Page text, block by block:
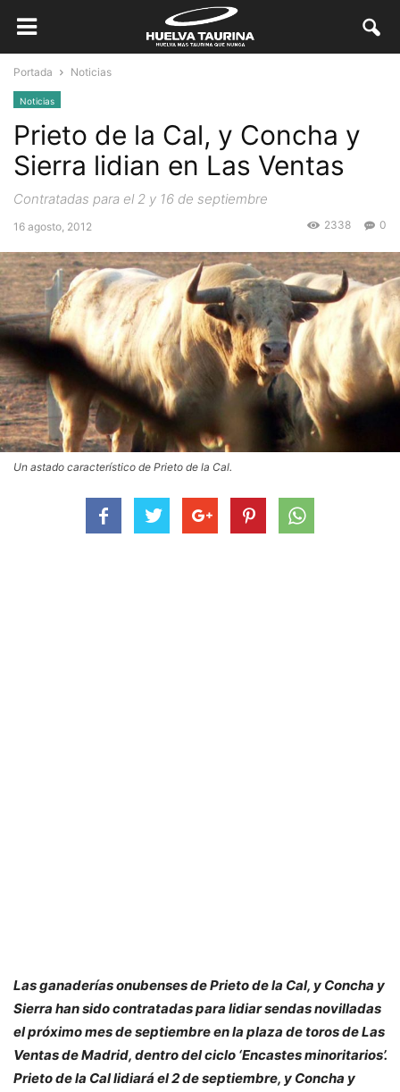
Portada Noticias
Noticias
Prieto de la Cal, y Concha y
Sierra lidian en Las Ventas
Contratadas para el 2 y 16 de septiembre
16 agosto, 2012 0
2338
Un astado característico de Prieto de la Cal.
Las ganaderías onubenses de Prieto de la Cal, y Concha y
Sierra han sido contratadas para lidiar sendas novilladas
el próximo mes de septiembre en la plaza de toros de Las
Ventas de Madrid, dentro del ciclo ‘Encastes minoritarios’.
Prieto de la Cal lidiará el 2 de septiembre, y Concha y